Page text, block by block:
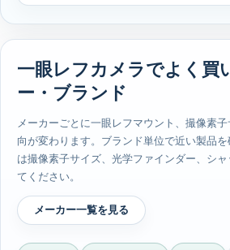
一眼レフカメラでよく買
ー・ブランド
メーカーごとに一眼レフマウント、撮像素
向が変わります。ブランド単位で近い製品
は撮像素子サイズ、光学ファインダー、シ
てください。
メーカー一覧を見る